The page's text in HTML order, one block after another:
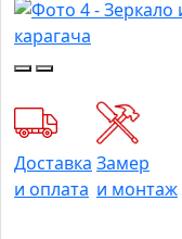
Доставка
и оплата
Замер
и монтаж